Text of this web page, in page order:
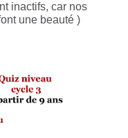
inactifs, car nos
une beauté )